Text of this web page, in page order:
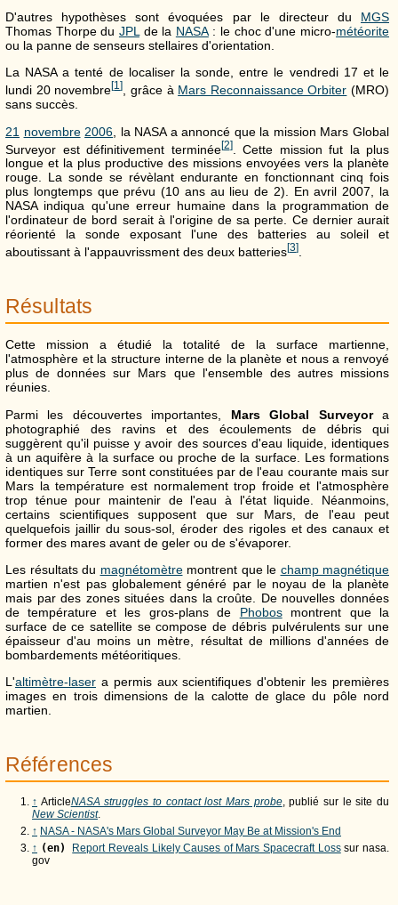
D'autres hypothèses sont évoquées par le directeur du MGS
Thomas Thorpe du JPL de la NASA: le choc d'une micro-météorite
ou la panne de senseurs stellaires d'orientation.
La NASA a tenté de localiser la sonde, entre le vendredi 17 et le
lundi 20 novembre[1], grâce à Mars Reconnaissance Orbiter (MRO)
sans succès.
21 novembre 2006 , la NASA a annoncé que la mission Mars Global
Surveyor est définitivement terminée[2]. Cette mission fut la plus
longue et la plus productive des missions envoyées vers la planète
rouge. La sonde se révèlant endurante en fonctionnant cinq fois
plus longtemps que prévu (10 ans au lieu de 2). En avril 2007, la
NASA indiqua qu'une erreur humaine dans la programmation de
l'ordinateur de bord serait à l'origine de sa perte. Ce dernier aurait
réorienté la sonde exposant l'une des batteries au soleil et
aboutissant à l'appauvrissment des deux batteries[3].
Résultats
Cette mission a étudié la totalité de la surface martienne,
l'atmosphère et la structure interne de la planète et nous a renvoyé
plus de données sur Mars que l'ensemble des autres missions
réunies.
Parmi les découvertes importantes, Mars Global Surveyora
photographié des ravins et des écoulements de débris qui
suggèrent qu'il puisse y avoir des sources d'eau liquide, identiques
à un aquifère à la surface ou proche de la surface. Les formations
identiques sur Terre sont constituées par de l'eau courante mais sur
Mars la température est normalement trop froide et l'atmosphère
trop ténue pour maintenir de l'eau à l'état liquide. Néanmoins,
certains scientifiques supposent que sur Mars, de l'eau peut
quelquefois jaillir du sous-sol, éroder des rigoles et des canaux et
former des mares avant de geler ou de s'évaporer.
Les résultats du magnétomètremontrent que le champ magnétique
martien n'est pas globalement généré par le noyau de la planète
mais par des zones situées dans la croûte. De nouvelles données
de température et les gros-plans de Phobosmontrent que la
surface de ce satellite se compose de débris pulvérulents sur une
épaisseur d'au moins un mètre, résultat de millions d'années de
bombardements météoritiques.
L'altimètre-laser a permis aux scientifiques d'obtenir les premières
images en trois dimensions de la calotte de glace du pôle nord
martien.
Références
↑ ArticleNASA struggles to contact lost Mars probe, publié sur le site du
New Scientist.
↑ NASA - NASA's Mars Global Surveyor May Be at Mission's End
↑ (en) Report Reveals Likely Causes of Mars Spacecraft Losssur nasa.
gov